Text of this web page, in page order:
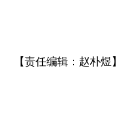
【责任编辑： 赵朴煜 】